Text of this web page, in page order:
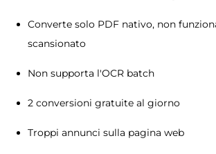
Converte solo PDF nativo, non
scansionato
Non supporta l'OCR batch
2 conversioni gratuite al giorno
Troppi annunci sulla pagina web